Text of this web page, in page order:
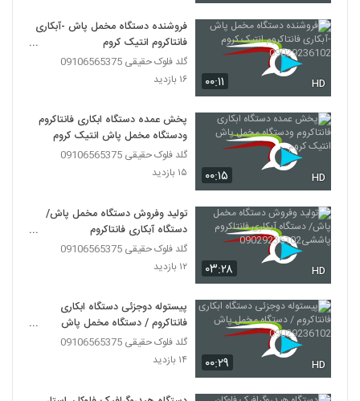
۰۰:۱۱ HD
فروشنده دستگاه مخمل پاش -آبکاری
فانتاکروم انتیک کروم
09029236102
گلد فلوک حقیقی 09106565375
۱۶ بازدید
۰۰:۱۵ HD
پخش عمده دستگاه ابکاری فانتاکروم
ودستگاه مخمل پاش انتیک کروم
گلد فلوک حقیقی 09106565375
۱۵ بازدید
۰۳:۲۸ HD
تولید وفروش دستگاه مخمل پاش/
دستگاه آبکاری فانتاکروم
پاششی09029236102
گلد فلوک حقیقی 09106565375
۱۲ بازدید
۰۰:۲۹ HD
پیستوله دوجزئی دستگاه ابکاری
فانتاکروم / دستگاه مخمل پاش
09029236102
گلد فلوک حقیقی 09106565375
۱۴ بازدید